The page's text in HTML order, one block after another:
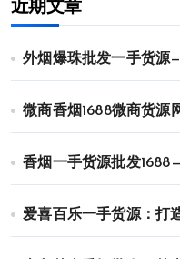
近期文章
外烟爆珠批发一手货源
微商香烟1688微商货
香烟一手货源批发
爱喜百乐一手货源：打